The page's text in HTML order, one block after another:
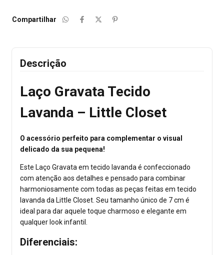
Compartilhar
Descrição
Laço Gravata Tecido
Lavanda – Little Closet
O acessório perfeito para complementar o visual
delicado da sua pequena!
Este Laço Gravata em tecido lavanda é confeccionado
com atenção aos detalhes e pensado para combinar
harmoniosamente com todas as peças feitas em tecido
lavanda da Little Closet. Seu tamanho único de 7 cm é
ideal para dar aquele toque charmoso e elegante em
qualquer look infantil.
Diferenciais: